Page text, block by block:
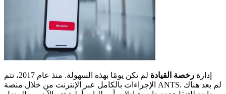
إدارة رخصة القيادة
لم تكن يومًا بهذه السهولة. منذ عام 2017، تتم
الإجراءات بالكامل عبر الإنترنت من خلال منصة ANTS. لم يعد هناك